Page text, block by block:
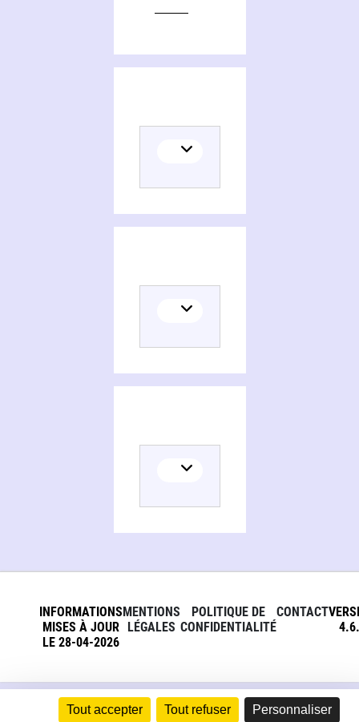
Tout accepter Tout refuser Personnaliser
INFORMATIONS
MISES À JOUR
LE 28-04-2026
MENTIONS
LÉGALES
POLITIQUE DE
CONFIDENTIALITÉ
CONTACT